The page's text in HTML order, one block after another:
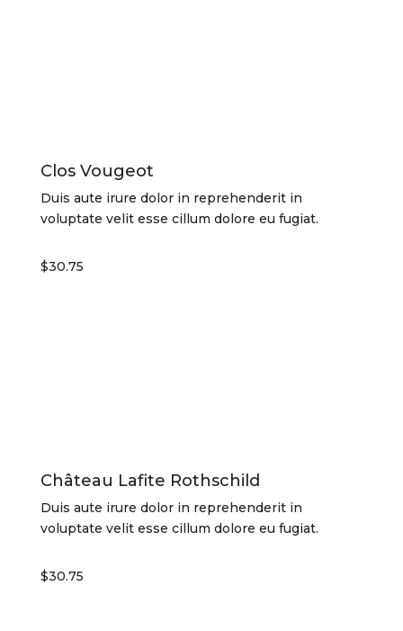
Clos Vougeot
Duis aute irure dolor in reprehenderit in
voluptate velit esse cillum dolore eu fugiat.
$30.75
Château Lafite Rothschild
Duis aute irure dolor in reprehenderit in
voluptate velit esse cillum dolore eu fugiat.
$30.75